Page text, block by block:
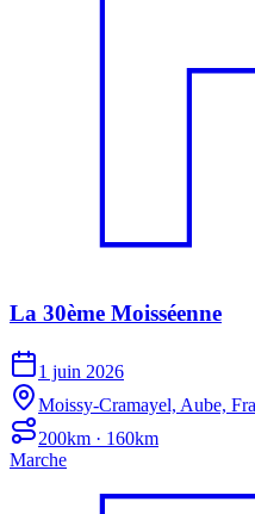
La 30ème Moisséenne
1 juin 2026
Moissy-Cramayel, Aube,
200km · 160km
Marche